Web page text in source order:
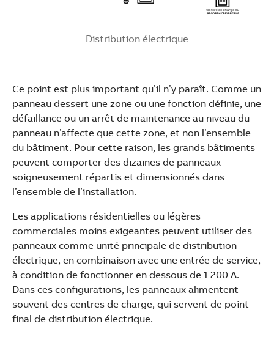
Distribution électrique
Ce point est plus important qu’il n’y paraît. Comme un
panneau dessert une zone ou une fonction définie, une
défaillance ou un arrêt de maintenance au niveau du
panneau n’affecte que cette zone, et non l’ensemble
du bâtiment. Pour cette raison, les grands bâtiments
peuvent comporter des dizaines de panneaux
soigneusement répartis et dimensionnés dans
l’ensemble de l’installation.
Les applications résidentielles ou légères
commerciales moins exigeantes peuvent utiliser des
panneaux comme unité principale de distribution
électrique, en combinaison avec une entrée de service,
à condition de fonctionner en dessous de 1 200 A.
Dans ces configurations, les panneaux alimentent
souvent des centres de charge, qui servent de point
final de distribution électrique.